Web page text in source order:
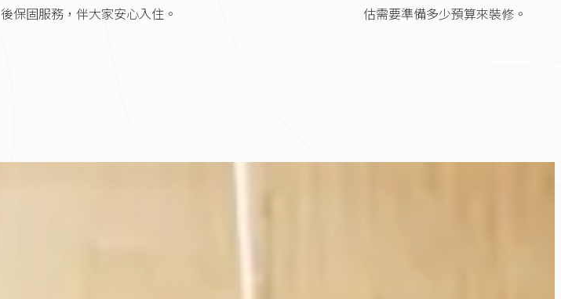
後保固服務，伴大家安心入住。
估需要準備多少預算來裝修。